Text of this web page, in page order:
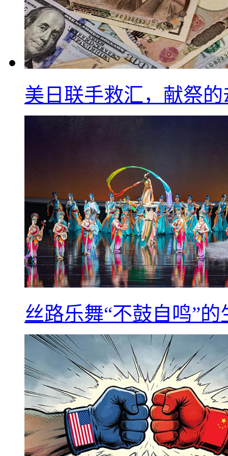
美日联手救汇，献祭
丝路乐舞“不鼓自鸣”